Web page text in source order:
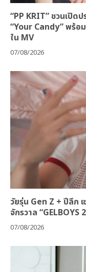
“PP KRIT” ชวนเปิด
“Your Candy” พร้อ
ใน MV
07/08/2026
วัยรุ่น Gen Z + ปีลึก
จักรวาล
07/08/2026